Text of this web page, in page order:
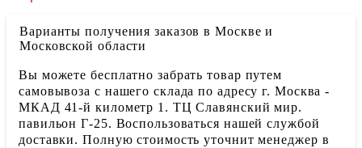
Варианты получения заказов в Москве и
Московской области
Вы можете бесплатно забрать товар путем
самовывоза с нашего склада по адресу г. Москва -
МКАД 41-й километр 1. ТЦ Славянский мир.
павильон Г-25. Воспользоваться нашей службой
доставки. Полную стоимость уточнит менеджер в